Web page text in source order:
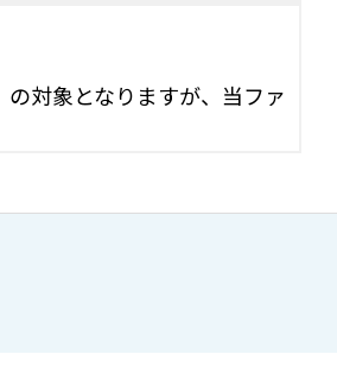
対象となりますが、当ファ